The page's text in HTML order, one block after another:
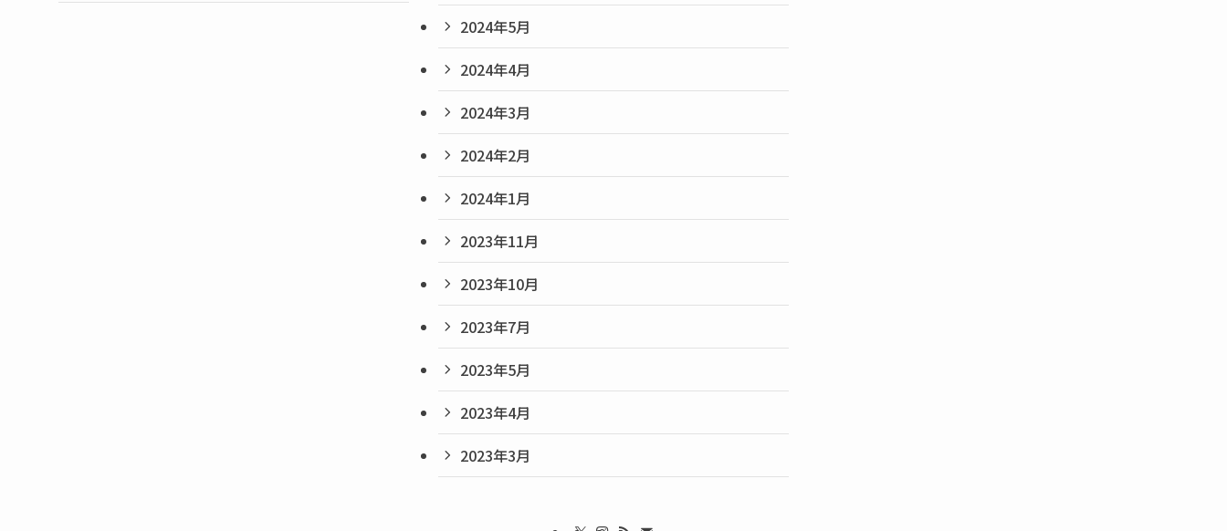
2024年5月
2024年4月
2024年3月
2024年2月
2024年1月
2023年11月
2023年10月
2023年7月
2023年5月
2023年4月
2023年3月